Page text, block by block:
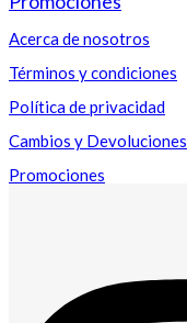
Acerca de nosotros
Términos y condiciones
Política de privacidad
Cambios y Devoluciones
Promociones